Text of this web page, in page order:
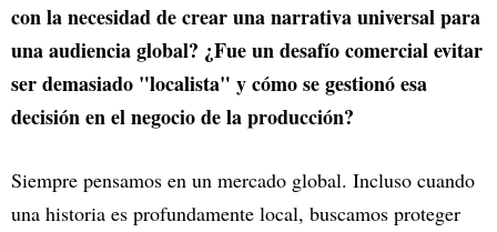
con la necesidad de crear una narrativa universal para
una audiencia global? ¿Fue un desafío comercial evitar
ser demasiado "localista" y cómo se gestionó esa
decisión en el negocio de la producción?
Siempre pensamos en un mercado global. Incluso cuando
una historia es profundamente local, buscamos proteger